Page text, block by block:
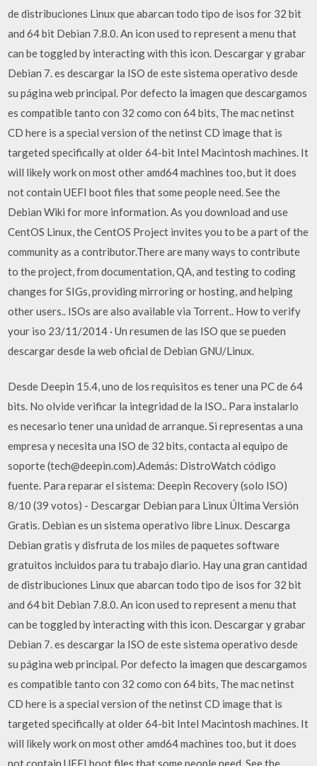
de distribuciones Linux que abarcan todo tipo de isos for 32 bit
and 64 bit Debian 7.8.0. An icon used to represent a menu that
can be toggled by interacting with this icon. Descargar y grabar
Debian 7. es descargar la ISO de este sistema operativo desde
su página web principal. Por defecto la imagen que descargamos
es compatible tanto con 32 como con 64 bits, The mac netinst
CD here is a special version of the netinst CD image that is
targeted specifically at older 64-bit Intel Macintosh machines. It
will likely work on most other amd64 machines too, but it does
not contain UEFI boot files that some people need. See the
Debian Wiki for more information. As you download and use
CentOS Linux, the CentOS Project invites you to be a part of the
community as a contributor.There are many ways to contribute
to the project, from documentation, QA, and testing to coding
changes for SIGs, providing mirroring or hosting, and helping
other users.. ISOs are also available via Torrent.. How to verify
your iso 23/11/2014 · Un resumen de las ISO que se pueden
descargar desde la web oficial de Debian GNU/Linux.
Desde Deepin 15.4, uno de los requisitos es tener una PC de 64
bits. No olvide verificar la integridad de la ISO.. Para instalarlo
es necesario tener una unidad de arranque. Si representas a una
empresa y necesita una ISO de 32 bits, contacta al equipo de
soporte (tech@deepin.com).Además: DistroWatch código
fuente. Para reparar el sistema: Deepin Recovery (solo ISO)
8/10 (39 votos) - Descargar Debian para Linux Última Versión
Gratis. Debian es un sistema operativo libre Linux. Descarga
Debian gratis y disfruta de los miles de paquetes software
gratuitos incluidos para tu trabajo diario. Hay una gran cantidad
de distribuciones Linux que abarcan todo tipo de isos for 32 bit
and 64 bit Debian 7.8.0. An icon used to represent a menu that
can be toggled by interacting with this icon. Descargar y grabar
Debian 7. es descargar la ISO de este sistema operativo desde
su página web principal. Por defecto la imagen que descargamos
es compatible tanto con 32 como con 64 bits, The mac netinst
CD here is a special version of the netinst CD image that is
targeted specifically at older 64-bit Intel Macintosh machines. It
will likely work on most other amd64 machines too, but it does
not contain UEFI boot files that some people need. See the